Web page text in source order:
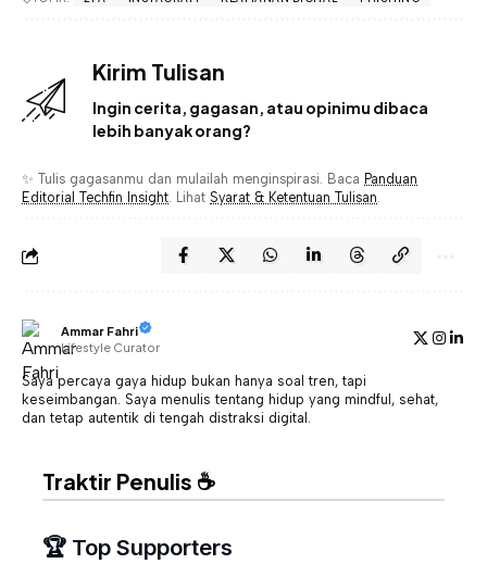
Kirim Tulisan
Ingin cerita, gagasan, atau opinimu dibaca
lebih banyak orang?
✨ Tulis gagasanmu dan mulailah menginspirasi. Baca Panduan
Editorial Techfin Insight. Lihat Syarat & Ketentuan Tulisan.
Ammar Fahri
Lifestyle Curator
Saya percaya gaya hidup bukan hanya soal tren, tapi
keseimbangan. Saya menulis tentang hidup yang mindful, sehat,
dan tetap autentik di tengah distraksi digital.
Traktir Penulis ☕
🏆 Top Supporters